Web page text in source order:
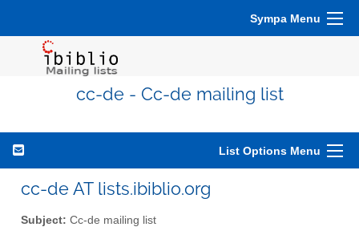
Sympa Menu
cc-de - Cc-de mailing list
List Options Menu
cc-de AT lists.ibiblio.org
Subject: Cc-de mailing list